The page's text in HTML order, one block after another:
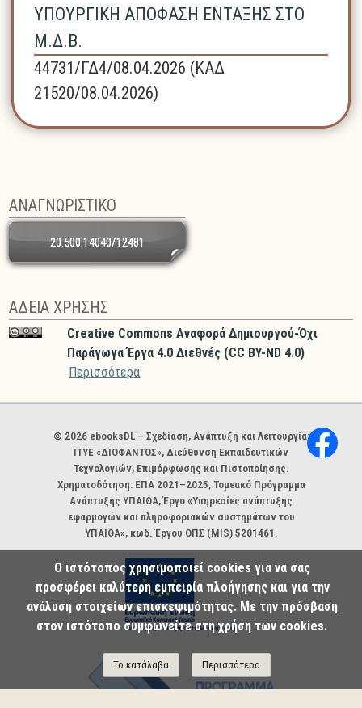
ΥΠΟΥΡΓΙΚΗ ΑΠΟΦΑΣΗ ΕΝΤΑΞΗΣ ΣΤΟ
Μ.Δ.Β.
44731/ΓΔ4/08.04.2026 (ΚΑΔ
21520/08.04.2026)
ΑΝΑΓΝΩΡΙΣΤΙΚΟ
20.500.14040/12481
ΑΔΕΙΑ ΧΡΗΣΗΣ
Creative Commons Αναφορά Δημιουργού-Όχι
Παράγωγα Έργα 4.0 Διεθνές (CC BY-ND 4.0)
Περισσότερα
Χορηγοί και φορείς
© 2026 ebooksDL – Σχεδίαση, Ανάπτυξη και Λειτουργία:
ΙΤΥΕ «ΔΙΟΦΑΝΤΟΣ», Διεύθυνση Εκπαιδευτικών
Τεχνολογιών, Επιμόρφωσης και Πιστοποίησης.
Χρηματοδότηση: ΕΠΑ 2021–2025, Τομεακό Πρόγραμμα
Ανάπτυξης ΥΠΑΙΘΑ, Έργο «Υπηρεσίες ανάπτυξης
εφαρμογών και πληροφοριακών συστημάτων του
ΥΠΑΙΘΑ», κωδ. Έργου ΟΠΣ (MIS) 5201461.
Ο ιστότοπος χρησιμοποιεί cookies για να σας
προσφέρει καλύτερη εμπειρία πλοήγησης και για την
ανάλυση στοιχείων επισκεψιμότητας. Με την πρόσβαση
στον ιστότοπο συμφωνείτε στη χρήση των cookies.
Το κατάλαβα Περισσότερα